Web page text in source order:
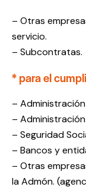
– Otras
servicio.
– Subcontratas.
* para el
– Administración
–
– Seguridad
– Bancos y
– Otras
la Admón.